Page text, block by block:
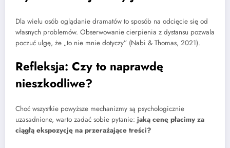
Dla wielu osób oglądanie dramatów to sposób na odcięcie się od
własnych problemów. Obserwowanie cierpienia z dystansu pozwala
poczuć ulgę, że „to nie mnie dotyczy” (Nabi & Thomas, 2021).
Refleksja: Czy to naprawdę
nieszkodliwe?
Choć wszystkie powyższe mechanizmy są psychologicznie
uzasadnione, warto zadać sobie pytanie: jaką cenę płacimy za
ciągłą ekspozycję na przerażające treści?